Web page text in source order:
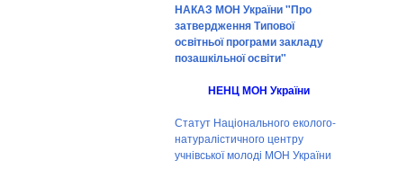
НАКАЗ МОН України "Про
затвердження Типової
освітньої програми закладу
позашкільної освіти"
НЕНЦ МОН України
Статут Національного еколого-
натуралістичного центру
учнівської молоді МОН України